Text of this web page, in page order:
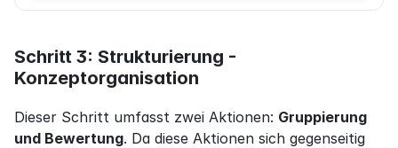
Schritt 3: Strukturierung -
Konzeptorganisation
Dieser Schritt umfasst zwei Aktionen: Gruppierung
und Bewertung. Da diese Aktionen sich gegenseitig